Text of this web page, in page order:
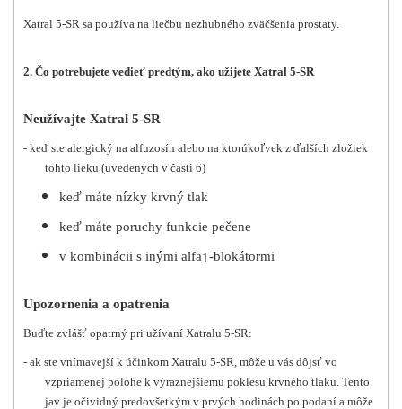
Xatral 5-SR sa používa na liečbu nezhubného zväčšenia prostaty.
2. Čo potrebujete vedieť predtým, ako užijete Xatral 5-SR
Neužívajte Xatral 5-SR
- keď ste alergický na alfuzosín alebo na ktorúkoľvek z ďalších zložiek
tohto lieku (uvedených v časti 6)
keď máte nízky krvný tlak
keď máte poruchy funkcie pečene
v kombinácii s inými alfa1-blokátormi
Upozornenia a opatrenia
Buďte zvlášť opatrný pri užívaní Xatralu 5-SR:
- ak ste vnímavejší k účinkom Xatralu 5-SR, môže u vás dôjsť vo
vzpriamenej polohe k výraznejšiemu poklesu krvného tlaku. Tento
jav je očividný predovšetkým v prvých hodinách po podaní a môže